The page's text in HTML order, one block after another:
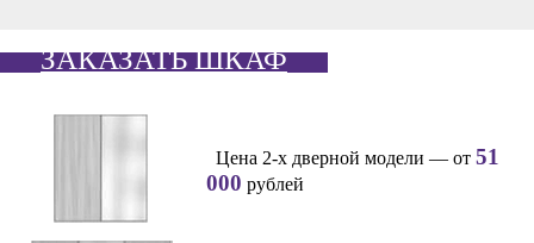
ЗАКАЗАТЬ ШКАФ
Цена 2-х дверной модели — от 51
000 рублей